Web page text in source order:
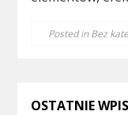
Posted inBez
OSTATNIE